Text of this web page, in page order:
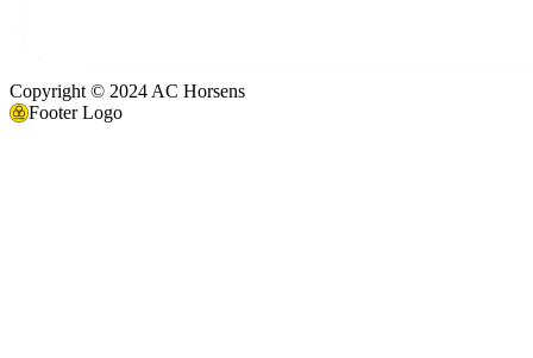
Copyright © 2024 AC Horsens
Footer Logo